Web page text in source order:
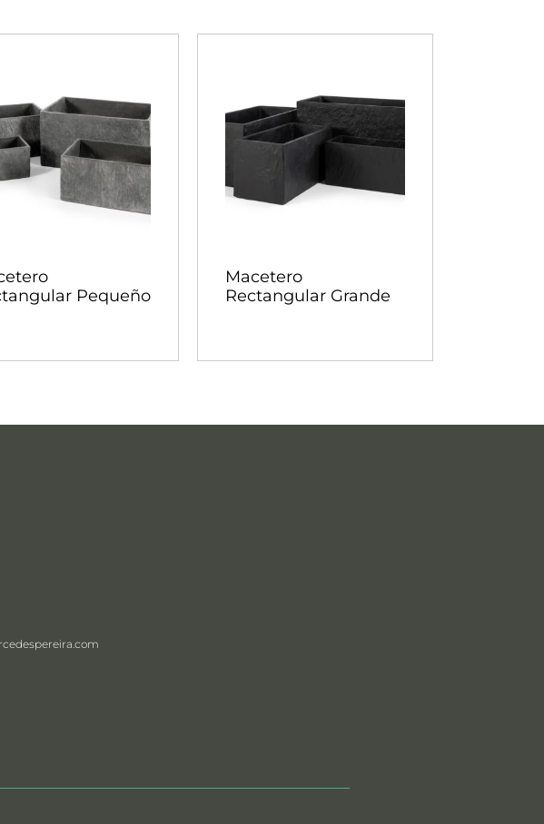
Pequeño
Macetero
Rectangular Grande